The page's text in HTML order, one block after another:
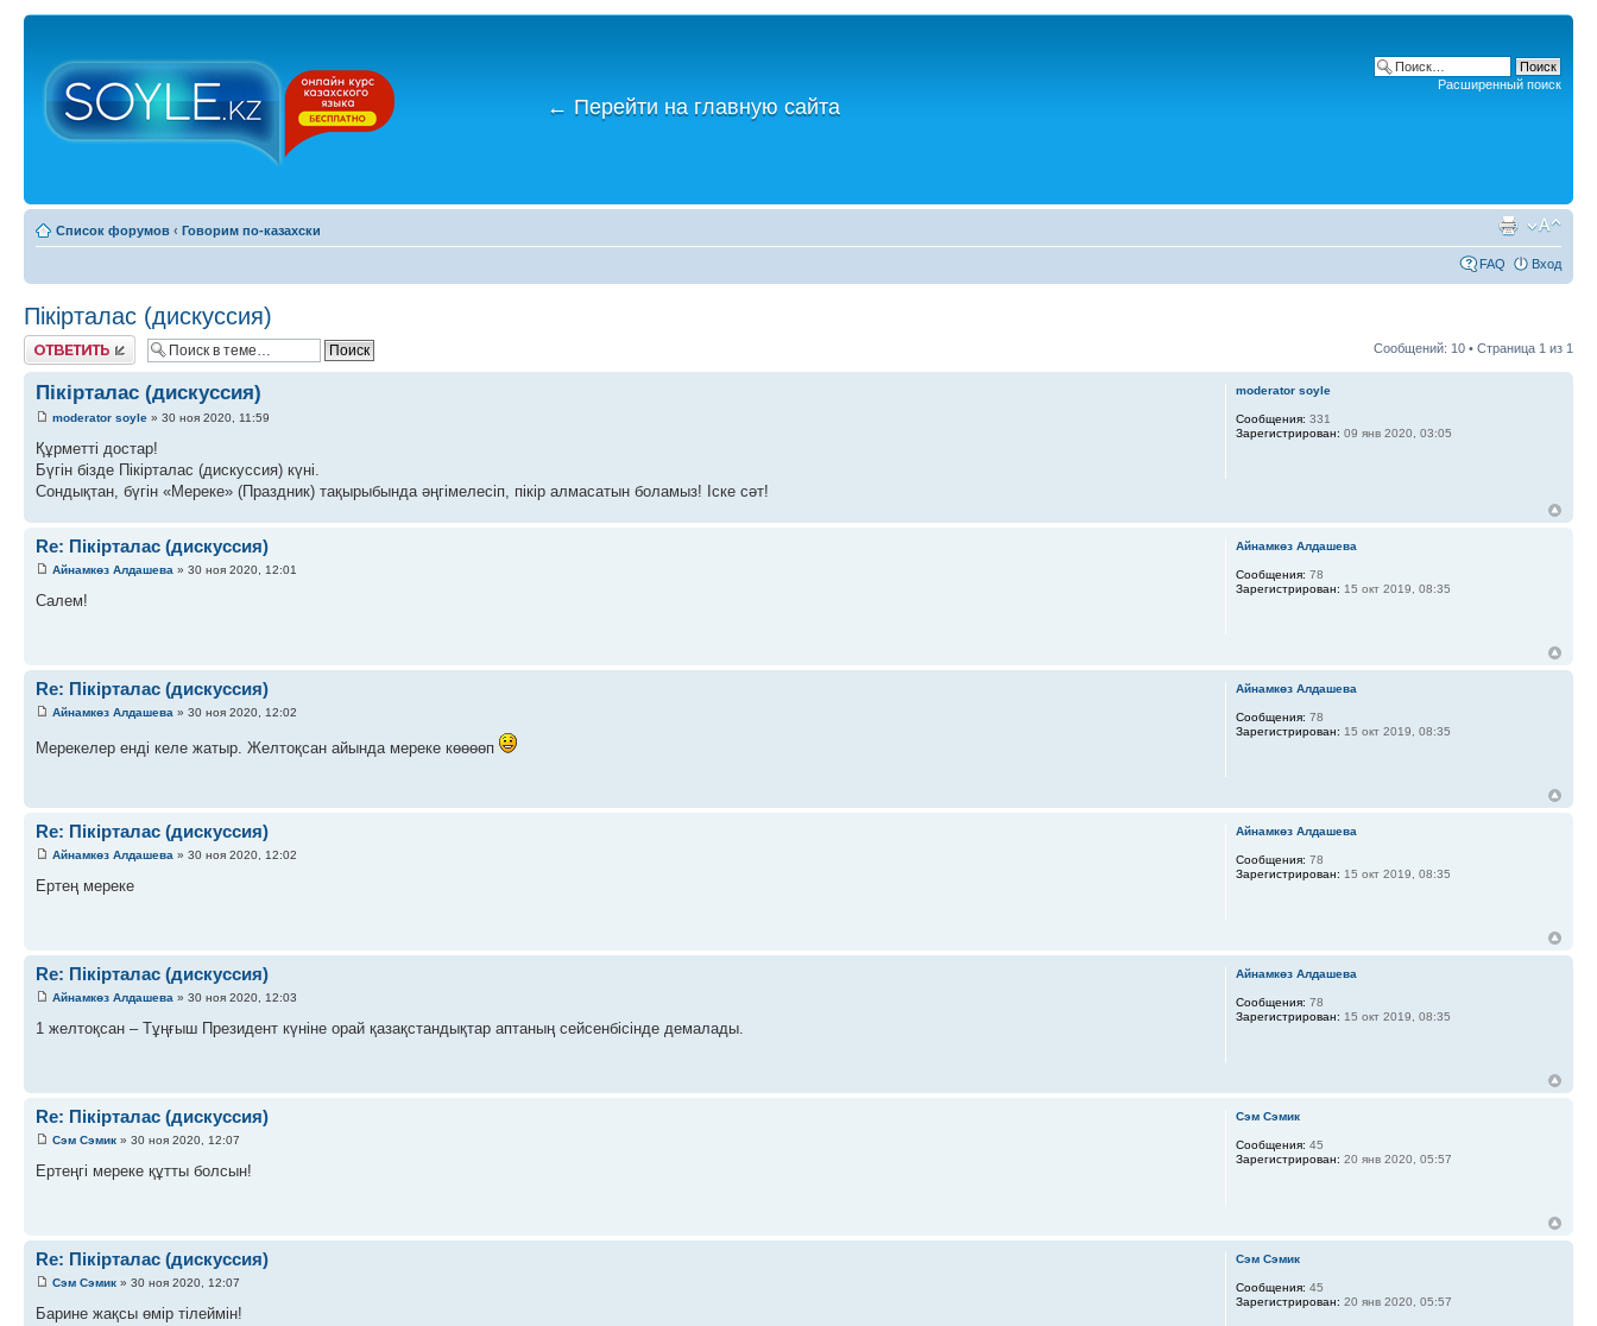
← Перейти на главную сайта
Расширенный поиск
Список форумов ‹ Говорим по-казахски
FAQ Вход
Пікірталас (дискуссия)
Ответить Сообщений: 10 • Страница 1 из 1
Пікірталас (дискуссия)
moderator soyle » 30 ноя 2020, 11:59
Құрметті достар!
Бүгін бізде Пікірталас (дискуссия) күні.
Сондықтан, бүгін «Мереке» (Праздник) тақырыбында әңгімелесіп, пікір алмасатын боламыз! Іске сәт!
moderator soyle
Сообщения: 331
Зарегистрирован: 09 янв 2020, 03:05
Re: Пікірталас (дискуссия)
Айнамкөз Алдашева » 30 ноя 2020, 12:01
Салем!
Айнамкөз Алдашева
Сообщения: 78
Зарегистрирован: 15 окт 2019, 08:35
Re: Пікірталас (дискуссия)
Айнамкөз Алдашева » 30 ноя 2020, 12:02
Мерекелер енді келе жатыр. Желтоқсан айында мереке көөөөп
Айнамкөз Алдашева
Сообщения: 78
Зарегистрирован: 15 окт 2019, 08:35
Re: Пікірталас (дискуссия)
Айнамкөз Алдашева » 30 ноя 2020, 12:02
Ертең мереке
Айнамкөз Алдашева
Сообщения: 78
Зарегистрирован: 15 окт 2019, 08:35
Re: Пікірталас (дискуссия)
Айнамкөз Алдашева » 30 ноя 2020, 12:03
1 желтоқсан – Тұңғыш Президент күніне орай қазақстандықтар аптаның сейсенбісінде демалады.
Айнамкөз Алдашева
Сообщения: 78
Зарегистрирован: 15 окт 2019, 08:35
Re: Пікірталас (дискуссия)
Сэм Сэмик » 30 ноя 2020, 12:07
Ертеңгі мереке құтты болсын!
Сэм Сэмик
Сообщения: 45
Зарегистрирован: 20 янв 2020, 05:57
Re: Пікірталас (дискуссия)
Сэм Сэмик » 30 ноя 2020, 12:07
Барине жақсы өмір тілеймін!
Сэм Сэмик
Сообщения: 45
Зарегистрирован: 20 янв 2020, 05:57